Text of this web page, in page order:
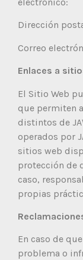
Dirección
Correo
Enlaces a
El Sitio Web
que permiten
distintos de
operados por
sitios web
protección de
caso,
propias
En caso de
problema o